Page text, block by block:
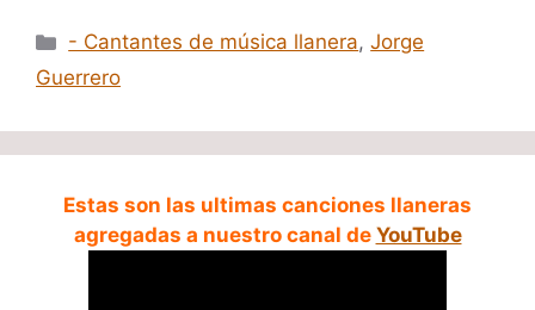
Categorías
- Cantantes de música llanera,Jorge
Guerrero
Estas son las ultimas canciones llaneras
agregadas a nuestro canal de YouTube